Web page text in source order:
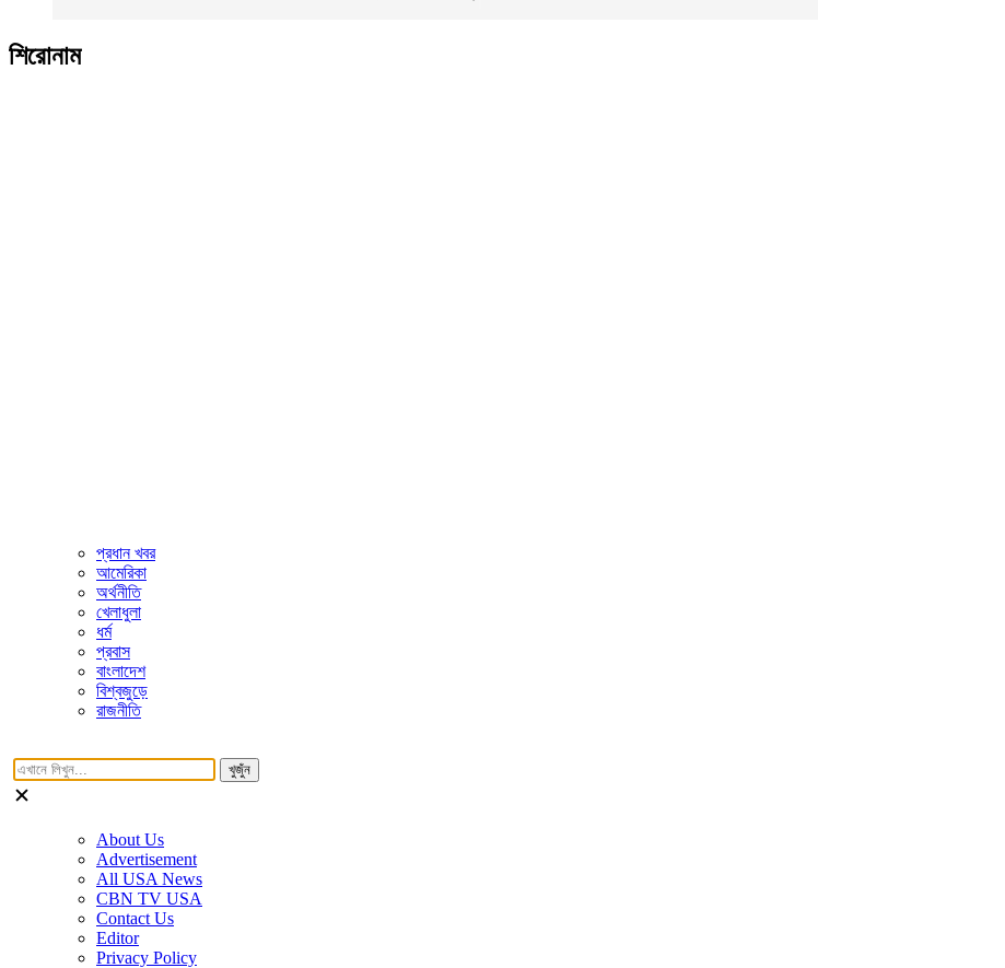
শিরোনাম
প্রধান খবর
আমেরিকা
অর্থনীতি
খেলাধুলা
ধর্ম
প্রবাস
বাংলাদেশ
বিশ্বজুড়ে
রাজনীতি
খুজুঁন
About Us
Advertisement
All USA News
CBN TV USA
Contact Us
Editor
Privacy Policy